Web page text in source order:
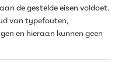
de gestelde eisen voldoet.
van typefouten,
en hieraan kunnen geen